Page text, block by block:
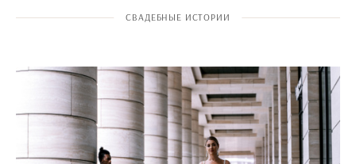
СВАДЕБНЫЕ ИСТОРИИ